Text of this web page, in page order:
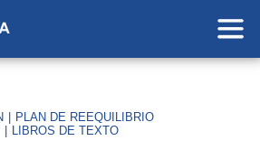
PLAN DE REEQUILIBRIO
LIBROS DE TEXTO